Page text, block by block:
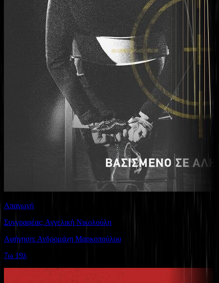
Απαγωγή
Συγγραφέας: Αγγελική Νικολούλη
Αφήγηση: Ανδρομάχη Μαρκοπούλου
7ω 19λ